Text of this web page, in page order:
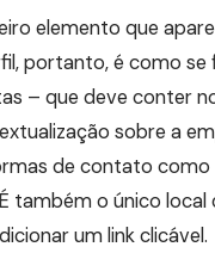
elemento que
portanto, é como se
– que deve conter
sobre a
de contato
também o único local
um link clicável.